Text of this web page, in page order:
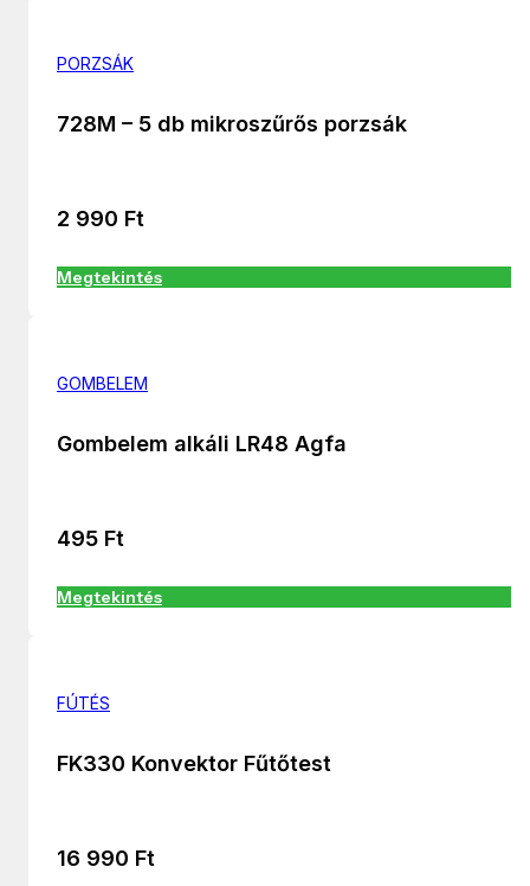
PORZSÁK
728M – 5 db mikroszűrős porzsák
2 990 Ft
Megtekintés
GOMBELEM
Gombelem alkáli LR48 Agfa
495 Ft
Megtekintés
FÚTÉS
FK330 Konvektor Fűtőtest
16 990 Ft